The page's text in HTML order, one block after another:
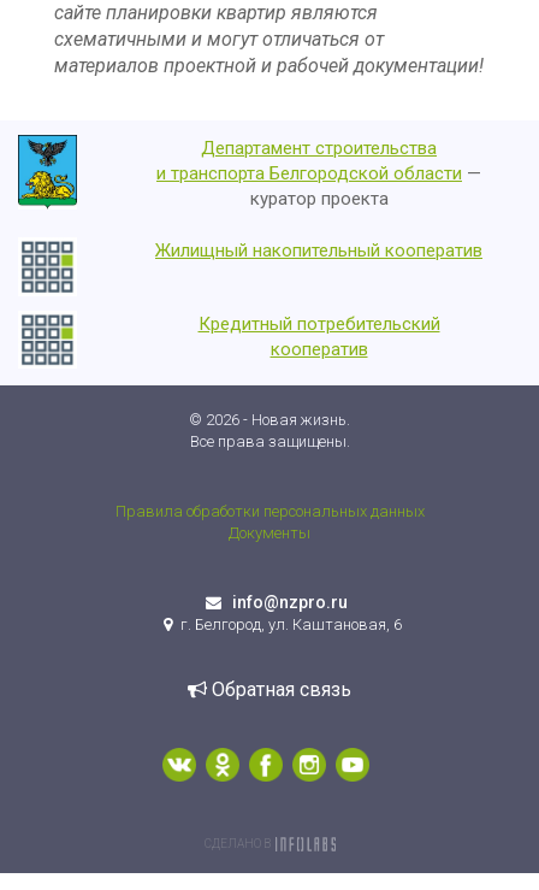
сайте планировки квартир являются
схематичными и могут отличаться от
материалов проектной и рабочей документации!
Департамент строительства
и транспорта Белгородской области —
куратор проекта
Жилищный накопительный кооператив
Кредитный потребительский
кооператив
© 2026 - Новая жизнь.
Все права защищены.
Правила обработки персональных данных
Документы
info@nzpro.ru
г. Белгород, ул. Каштановая, 6
Обратная связь
СДЕЛАНО В